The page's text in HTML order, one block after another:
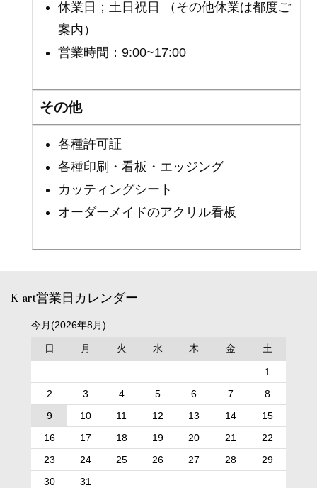
休業日；土日祝日 （その他休業は都度ご
案内）
営業時間：9:00~17:00
その他
各種許可証
各種印刷・看板・エッジング
カッティングシート
オーダーメイドのアクリル看板
K-art営業日カレンダー
今月(2026年8月)
日 月 火 水 木 金 土
1
2
3 4 5 6 7
8
9
10 11 12 13 14
15
16
17 18 19 20 21
22
23
24 25 26 27 28
29
30
31